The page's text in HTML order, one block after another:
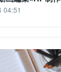
04:51